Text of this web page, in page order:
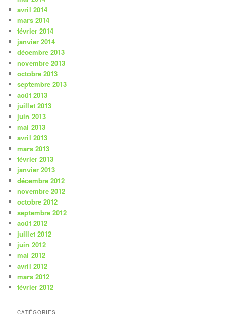
avril 2014
mars 2014
février 2014
janvier 2014
décembre 2013
novembre 2013
octobre 2013
septembre 2013
août 2013
juillet 2013
juin 2013
mai 2013
avril 2013
mars 2013
février 2013
janvier 2013
décembre 2012
novembre 2012
octobre 2012
septembre 2012
août 2012
juillet 2012
juin 2012
mai 2012
avril 2012
mars 2012
février 2012
CATÉGORIES